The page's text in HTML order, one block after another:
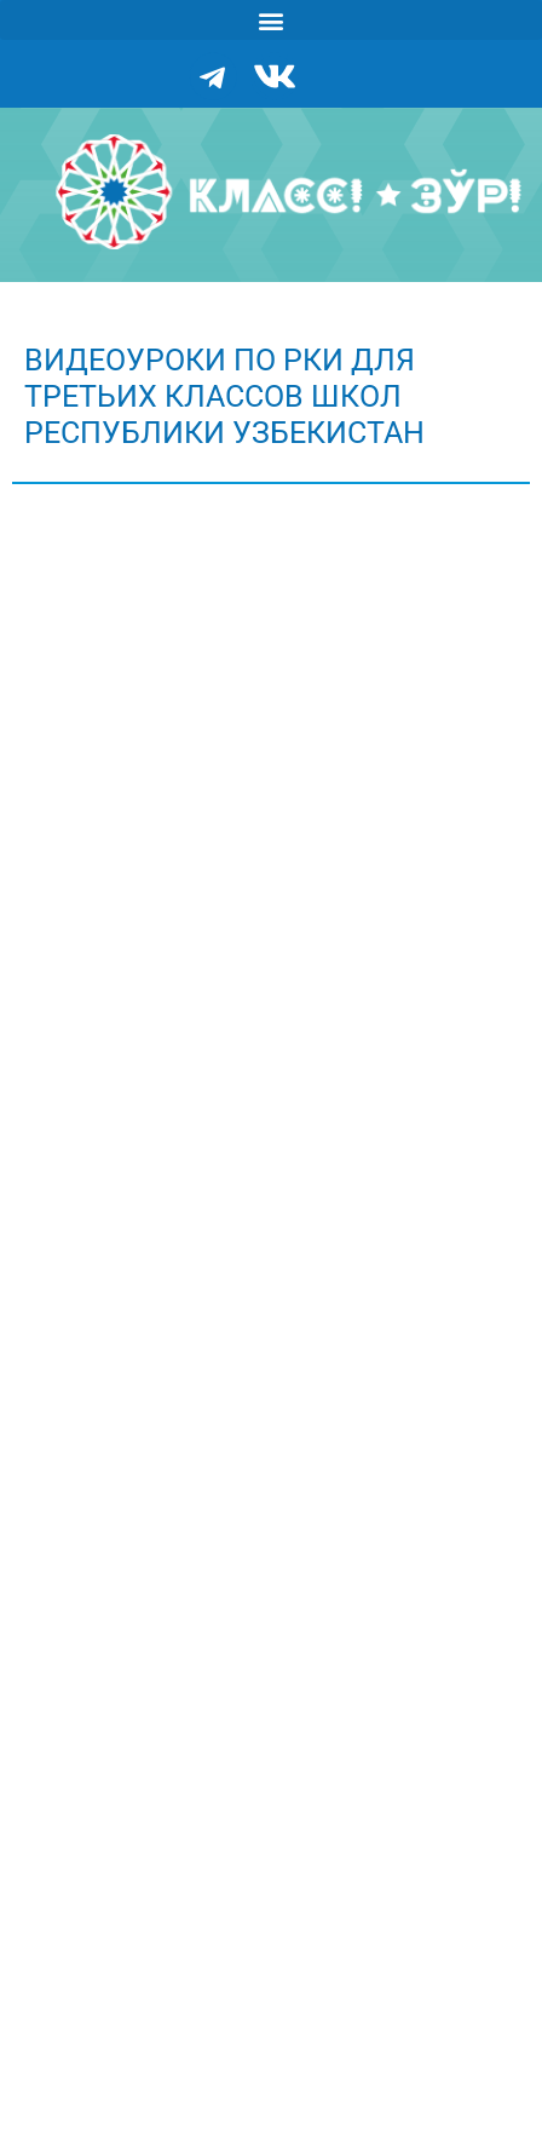
ВИДЕОУРОКИ ПО РКИ ДЛЯ
ТРЕТЬИХ КЛАССОВ ШКОЛ
РЕСПУБЛИКИ УЗБЕКИСТАН